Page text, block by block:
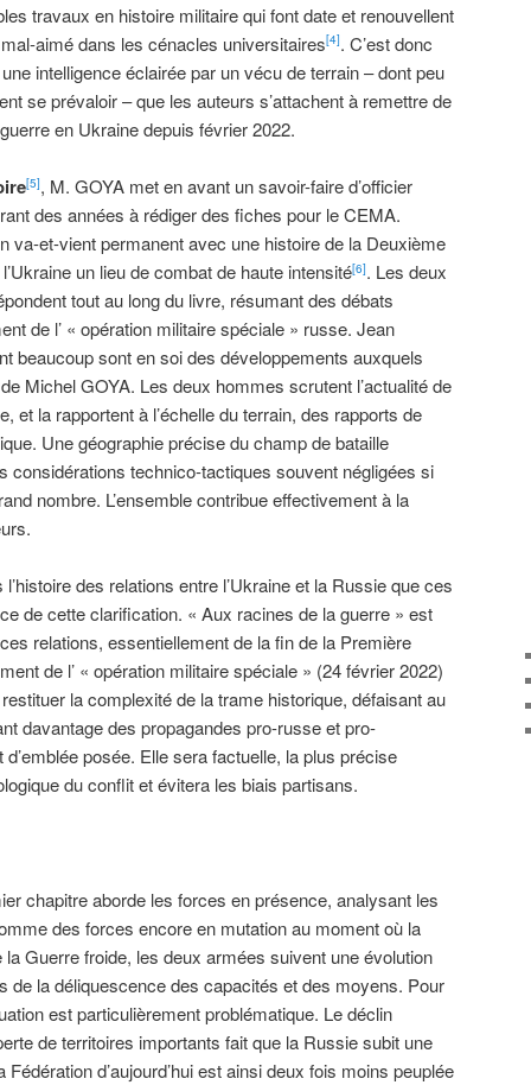
travaux en histoire militaire qui font date et renouvellent
aimé dans les cénacles universitaires[4]. C’est donc
intelligence éclairée par un vécu de terrain – dont peu
se prévaloir – que les auteurs s’attachent à remettre de
en Ukraine depuis février 2022.
[5], M. GOYA met en avant un savoir-faire d’officier
des années à rédiger des fiches pour le CEMA.
va-et-vient permanent avec une histoire de la Deuxième
un lieu de combat de haute intensité[6]. Les deux
tout au long du livre, résumant des débats
de l’ « opération militaire spéciale » russe. Jean
beaucoup sont en soi des développements auxquels
Michel GOYA. Les deux hommes scrutent l’actualité de
et la rapportent à l’échelle du terrain, des rapports de
Une géographie précise du champ de bataille
considérations technico-tactiques souvent négligées si
nombre. L’ensemble contribue effectivement à la
l’histoire des relations entre l’Ukraine et la Russie que ces
de cette clarification. « Aux racines de la guerre » est
relations, essentiellement de la fin de la Première
de l’ « opération militaire spéciale » (24 février 2022)
la complexité de la trame historique, défaisant au
davantage des propagandes pro-russe et pro-
posée. Elle sera factuelle, la plus précise
du conflit et évitera les biais partisans.
chapitre aborde les forces en présence, analysant les
des forces encore en mutation au moment où la
Guerre froide, les deux armées suivent une évolution
de la déliquescence des capacités et des moyens. Pour
est particulièrement problématique. Le déclin
de territoires importants fait que la Russie subit une
d’aujourd’hui est ainsi deux fois moins peuplée